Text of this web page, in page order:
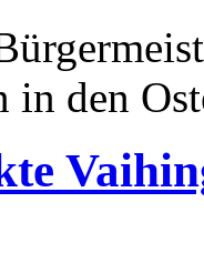
in den